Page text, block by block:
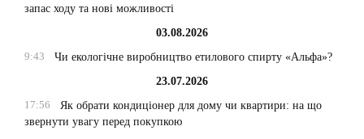
запас ходу та нові можливості
03.08.2026
9:43
Чи екологічне виробництво етилового спирту «Альфа»?
23.07.2026
17:56
Як обрати кондиціонер для дому чи квартири: на що
звернути увагу перед покупкою